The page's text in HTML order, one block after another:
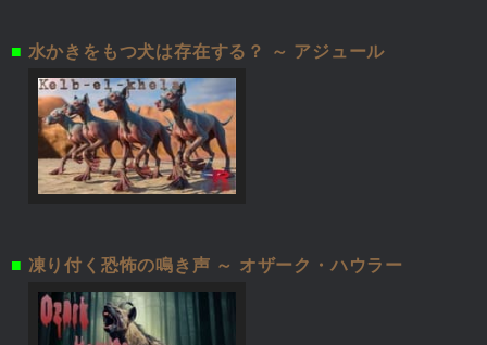
■ 水かきをもつ犬は存在する？ ～ アジュール
■ 凍り付く恐怖の鳴き声 ～ オザーク・ハウラー